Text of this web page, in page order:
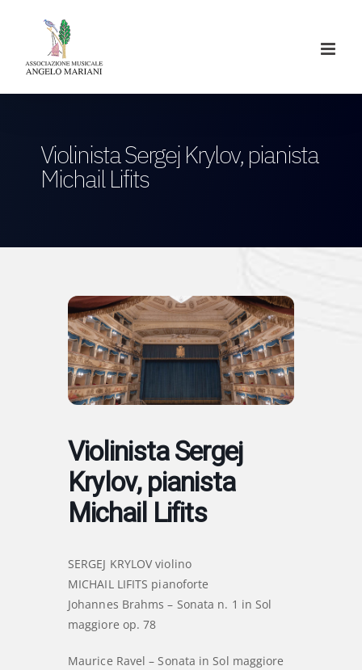
contenuto
Violinista Sergej Krylov, pianista
Michail Lifits
Violinista Sergej
Krylov, pianista
Michail Lifits
SERGEJ KRYLOV violino
MICHAIL LIFITS pianoforte
Johannes Brahms – Sonata n. 1 in Sol
maggiore op. 78
Maurice Ravel – Sonata in Sol maggiore